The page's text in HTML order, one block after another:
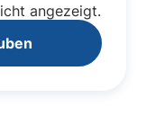
angezeigt.